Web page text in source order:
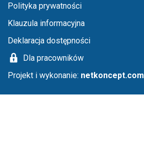
Menu stopka
Polityka prywatności
Klauzula informacyjna
Deklaracja dostępności
Dla pracowników
Projekt i wykonanie: netkoncept.com